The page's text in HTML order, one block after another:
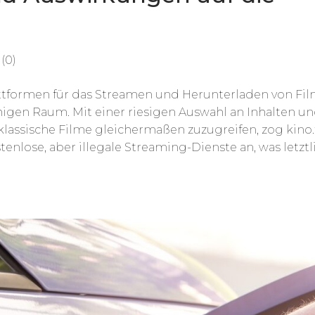
für das Streamen und Herunterladen von
Raum. Mit einer riesigen Auswahl an Inhalten
Filme gleichermaßen zuzugreifen, zog
aber illegale Streaming-Dienste an, was